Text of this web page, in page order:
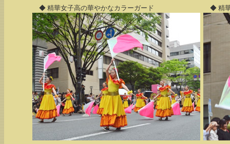
◆ 精華女子高の華やかなカラーガード ◆ 精華